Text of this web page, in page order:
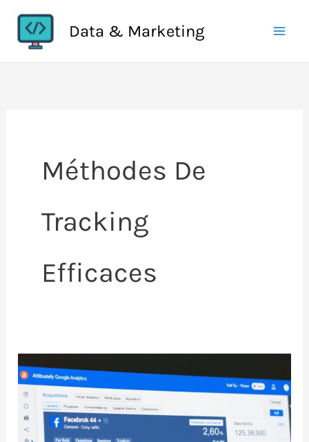
contenu
Data & Marketing
Méthodes De
Tracking
Efficaces